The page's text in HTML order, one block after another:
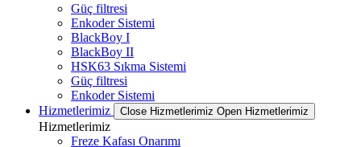
Güç filtresi
Enkoder Sistemi
BlackBoy I
BlackBoy II
HSK63 Sıkma Sistemi
Güç filtresi
Enkoder Sistemi
Hizmetlerimiz
Close Hizmetlerimiz Open Hizmetlerimiz
Hizmetlerimiz
Freze Kafası Onarımı